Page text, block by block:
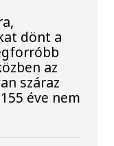
dönt a
az
száraz
éve nem